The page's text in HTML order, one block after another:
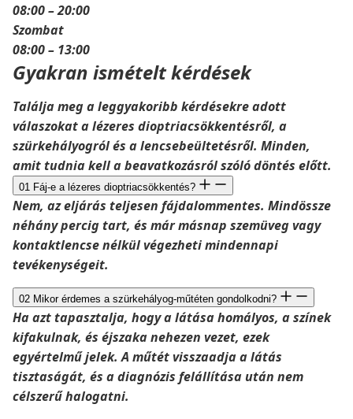
08:00 – 20:00
Szombat
08:00 – 13:00
Gyakran ismételt kérdések
Találja meg a leggyakoribb kérdésekre adott
válaszokat a lézeres dioptriacsökkentésről, a
szürkehályogról és a lencsebeültetésről. Minden,
amit tudnia kell a beavatkozásról szóló döntés előtt.
01 Fáj-e a lézeres dioptriacsökkentés?
Nem, az eljárás teljesen fájdalommentes. Mindössze
néhány percig tart, és már másnap szemüveg vagy
kontaktlencse nélkül végezheti mindennapi
tevékenységeit.
02 Mikor érdemes a szürkehályog-műtéten gondolkodni?
Ha azt tapasztalja, hogy a látása homályos, a színek
kifakulnak, és éjszaka nehezen vezet, ezek
egyértelmű jelek. A műtét visszaadja a látás
tisztaságát, és a diagnózis felállítása után nem
célszerű halogatni.